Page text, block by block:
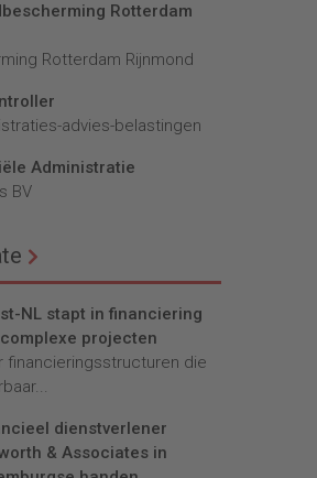
Rotterdam
Rotterdam Rijnmond
advies-belastingen
Administratie
BV
NL stapt in financiering
projecten
financieringsstructuren die
dienstverlener
& Associates in